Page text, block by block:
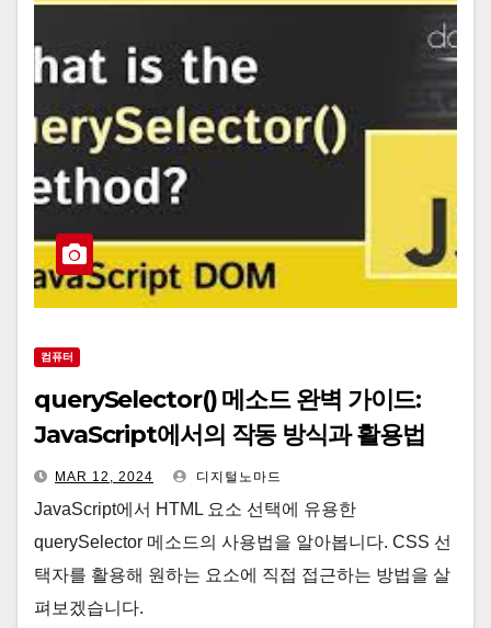
컴퓨터
querySelector() 메소드 완벽 가이드:
JavaScript에서의 작동 방식과 활용법
MAR 12, 2024 디지털노마드
JavaScript에서 HTML 요소 선택에 유용한
querySelector 메소드의 사용법을 알아봅니다. CSS 선
택자를 활용해 원하는 요소에 직접 접근하는 방법을 살
펴보겠습니다.